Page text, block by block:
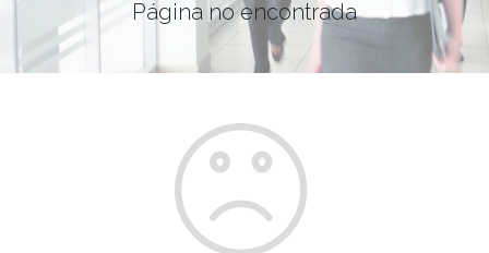
Página no encontrada